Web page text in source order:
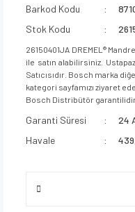
Barkod Kodu
Stok Kodu
26150401JA DREMEL®
ile satın alabilirsiniz.
Satıcısıdır. Bosch marka
kategori sayfamızı ziyaret
Bosch Distribütör
Garanti Süresi
24
Havale